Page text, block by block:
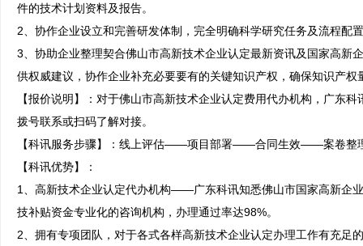
件的技术计划资料及报告。
2、协作企业设立和完善研发体制，完全明确科学研究任务及流程配
3、协助企业整理契合佛山市高新技术企业认定最新资讯及国家高新
供权威建议，协作企业补充必要要有的关键知识产权，确保知识产
【报价说明】：对于佛山市高新技术企业认定费用代办机构，广东
拨号联系或扫码了解对接。
【科讯服务步骤】：线上评估——项目部署——合同生效——案卷
【科讯优势】：
1、高新技术企业认定代办机构——广东科讯知悉佛山市国家高新企
技补贴资金专业化的咨询机构，办理通过率达98%。
2、拥有专项团队，对于各式各样高新技术企业认定办理工作有充足